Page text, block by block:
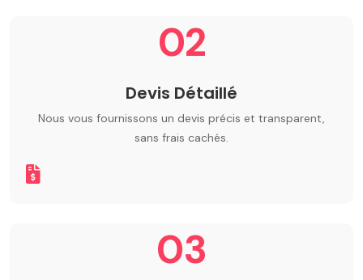
02
Devis Détaillé
Nous vous fournissons un devis précis et transparent,
sans frais cachés.
03